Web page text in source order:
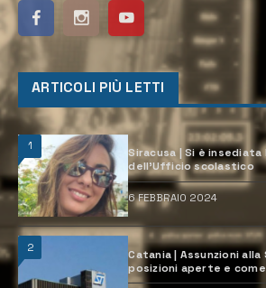
ARTICOLI PIÙ LETTI
1
Siracusa | Si è
dell’Ufficio scolastico
6 FEBBRAIO 2024
2
Catania | Assunzioni
posizioni aperte e